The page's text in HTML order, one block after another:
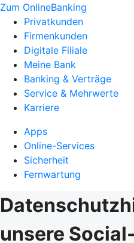
Zum OnlineBanking
Privatkunden
Firmenkunden
Digitale Filiale
Meine Bank
Banking & Verträge
Service & Mehrwerte
Karriere
Apps
Online-Services
Sicherheit
Fernwartung
unsere